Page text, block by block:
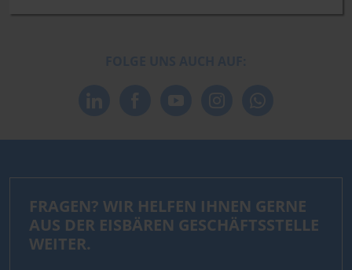
FRAGEN? WIR HELFEN IHNEN GERNE
AUS DER EISBÄREN GESCHÄFTSSTELLE
WEITER.